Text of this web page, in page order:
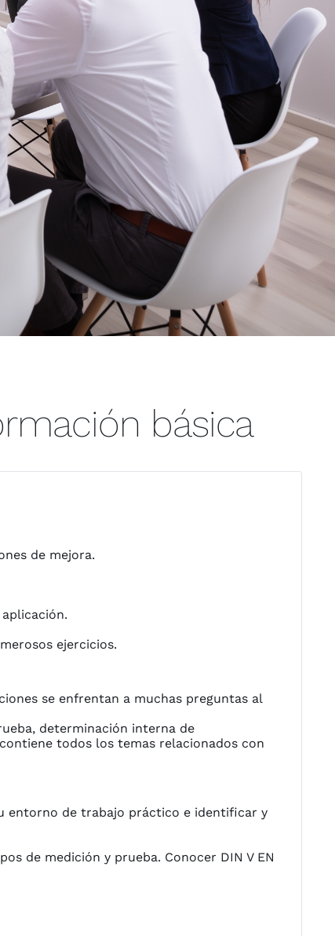
básica
de mejora.
ejercicios.
se enfrentan a muchas preguntas al
determinación interna de
todos los temas relacionados con
entorno de trabajo práctico e identificar y
de medición y prueba. Conocer DIN V EN